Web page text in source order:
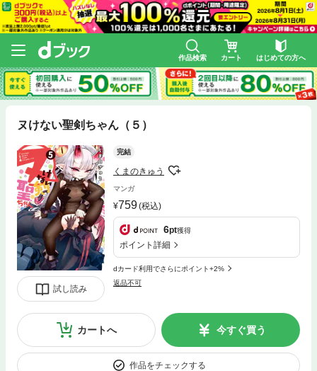
作品検索 カート はじめての方へ
ヌけない聖剣ちゃん（５）
試し読み
完結
くまのきゅう
マンガ
759(税込)
6pt獲得
ポイント詳細
dカード利用でさらにポイント+2%
返品不可
カートへ 今すぐ買う
作品をチェックする